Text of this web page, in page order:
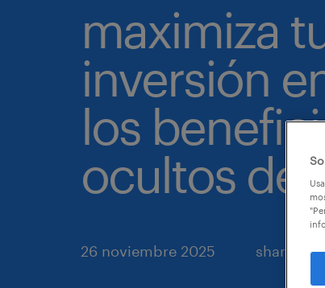
maximiza
inversión
los
ocultos del
26 noviembre 2025 share